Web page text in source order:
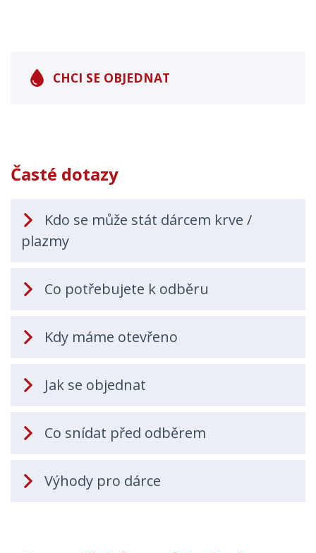
CHCI SE OBJEDNAT
Časté dotazy
Kdo se může stát dárcem krve /
plazmy
Co potřebujete k odběru
Kdy máme otevřeno
Jak se objednat
Co snídat před odběrem
Výhody pro dárce